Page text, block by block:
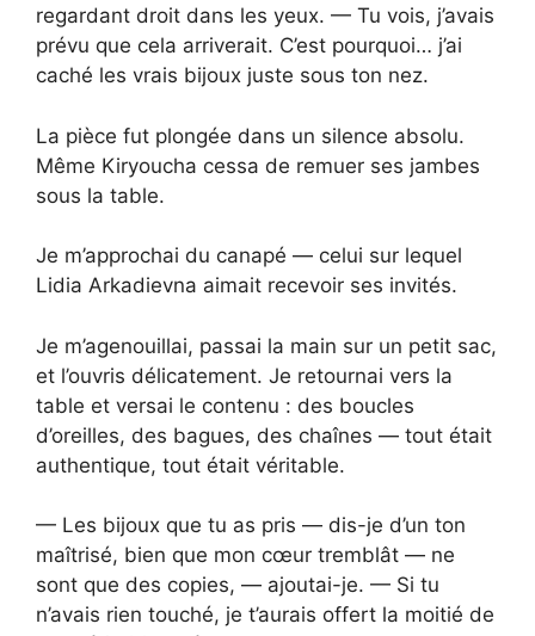
regardant droit dans les yeux. — Tu vois, j’avais
prévu que cela arriverait. C’est pourquoi… j’ai
caché les vrais bijoux juste sous ton nez.
La pièce fut plongée dans un silence absolu.
Même Kiryoucha cessa de remuer ses jambes
sous la table.
Je m’approchai du canapé — celui sur lequel
Lidia Arkadievna aimait recevoir ses invités.
Je m’agenouillai, passai la main sur un petit sac,
et l’ouvris délicatement. Je retournai vers la
table et versai le contenu : des boucles
d’oreilles, des bagues, des chaînes — tout était
authentique, tout était véritable.
— Les bijoux que tu as pris — dis-je d’un ton
maîtrisé, bien que mon cœur tremblât — ne
sont que des copies, — ajoutai-je. — Si tu
n’avais rien touché, je t’aurais offert la moitié de